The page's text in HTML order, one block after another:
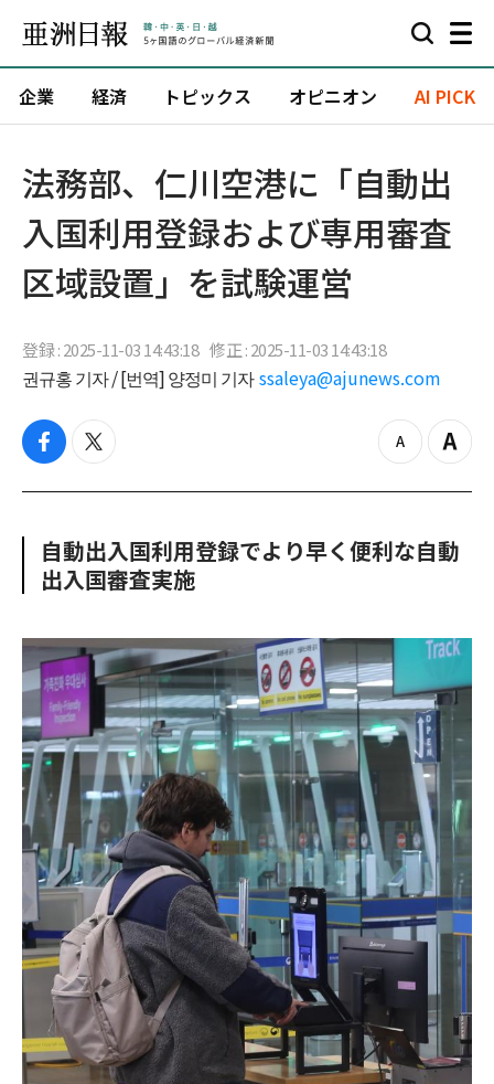
企業 経済 トピックス オピニオン AI PICK
法務部、仁川空港に「自動出
入国利用登録および専用審査
区域設置」を試験運営
登録 : 2025-11-03 14:43:18 修正 : 2025-11-03 14:43:18
권규홍 기자 / [번역] 양정미 기자 ssaleya@ajunews.com
f
c
o
o
k
t
i
e
r
z
o
u
Z
o
n
自動出入国利用登録でより早く便利な自動
出入国審査実施